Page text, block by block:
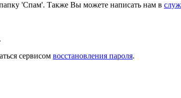
'Спам'. Также Вы можете написать нам в
сервисом восстановления пароля.